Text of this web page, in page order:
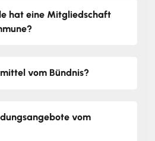
hat eine Mitgliedschaft
vom Bündnis?
vom